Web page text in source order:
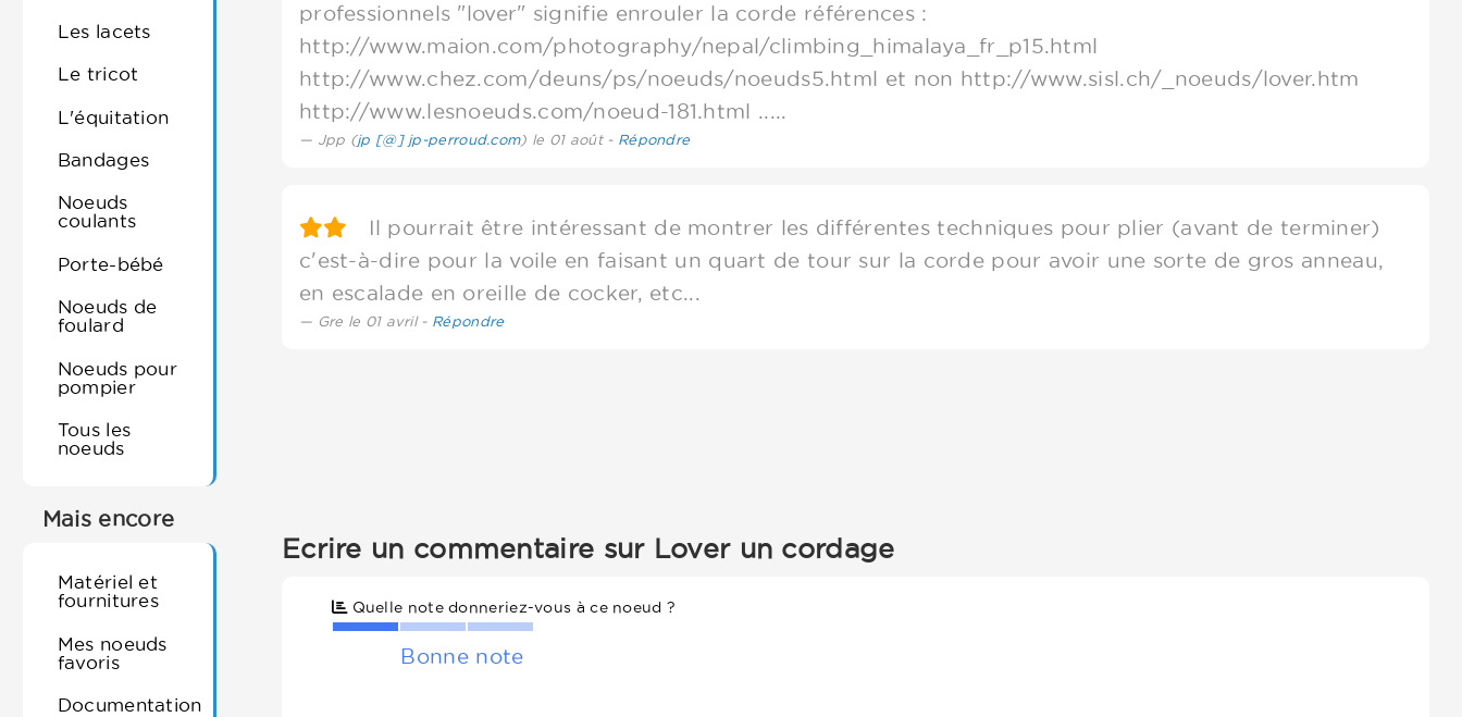
Les lacets
Le tricot
L'équitation
Bandages
Noeuds
coulants
Porte-bébé
Noeuds de
foulard
Noeuds pour
pompier
Tous les
noeuds
Mais encore
Matériel et
fournitures
Mes noeuds
favoris
Documentation
professionnels "lover" signifie enrouler la corde références :
http://www.maion.com/photography/nepal/climbing_himalaya_fr_p15.html
http://www.chez.com/deuns/ps/noeuds/noeuds5.html et non http://www.sisl.ch/_noeuds/lover.htm
http://www.lesnoeuds.com/noeud-181.html .....
Jpp (jp [@] jp-perroud.com) le 01 août - Répondre
Il pourrait être intéressant de montrer les différentes techniques pour plier (avant de terminer)
c'est-à-dire pour la voile en faisant un quart de tour sur la corde pour avoir une sorte de gros anneau,
en escalade en oreille de cocker, etc...
Gre le 01 avril - Répondre
Ecrire un commentaire sur Lover un cordage
Quelle note donneriez-vous à ce noeud ?
Bonne note